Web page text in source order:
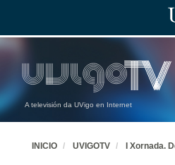
A televisión da UVigo en Internet
INICIO UVIGOTV I Xornada.